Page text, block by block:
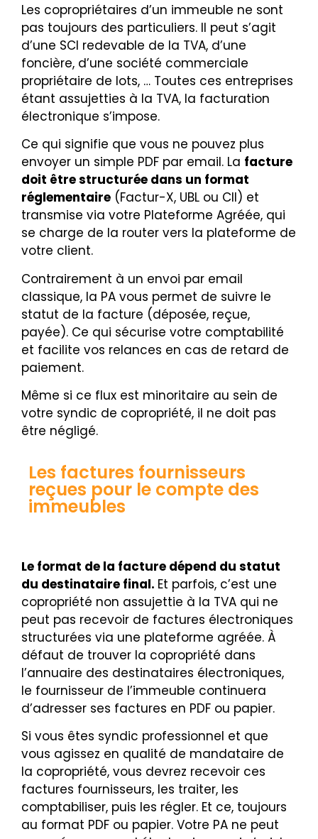
Les copropriétaires d’un immeuble ne sont
pas toujours des particuliers. Il peut s’agit
d’une SCI redevable de la TVA, d’une
foncière, d’une société commerciale
propriétaire de lots, … Toutes ces entreprises
étant assujetties à la TVA, la facturation
électronique s’impose.
Ce qui signifie que vous ne pouvez plus
envoyer un simple PDF par email. La facture
doit être structurée dans un format
réglementaire (Factur-X, UBL ou CII) et
transmise via votre Plateforme Agréée, qui
se charge de la router vers la plateforme de
votre client.
Contrairement à un envoi par email
classique, la PA vous permet de suivre le
statut de la facture (déposée, reçue,
payée). Ce qui sécurise votre comptabilité
et facilite vos relances en cas de retard de
paiement.
Même si ce flux est minoritaire au sein de
votre syndic de copropriété, il ne doit pas
être négligé.
Les factures fournisseurs
reçues pour le compte des
immeubles
Le format de la facture dépend du statut
du destinataire final. Et parfois, c’est une
copropriété non assujettie à la TVA qui ne
peut pas recevoir de factures électroniques
structurées via une plateforme agréée. À
défaut de trouver la copropriété dans
l’annuaire des destinataires électroniques,
le fournisseur de l’immeuble continuera
d’adresser ses factures en PDF ou papier.
Si vous êtes syndic professionnel et que
vous agissez en qualité de mandataire de
la copropriété, vous devrez recevoir ces
factures fournisseurs, les traiter, les
comptabiliser, puis les régler. Et ce, toujours
au format PDF ou papier. Votre PA ne peut